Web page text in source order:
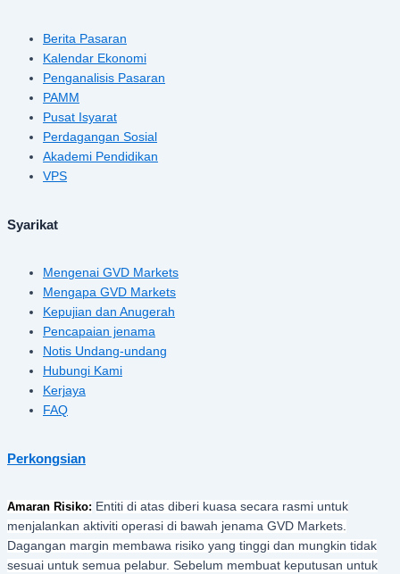
Berita Pasaran
Kalendar Ekonomi
Penganalisis Pasaran
PAMM
Pusat Isyarat
Perdagangan Sosial
Akademi Pendidikan
VPS
Syarikat
Mengenai GVD Markets
Mengapa GVD Markets
Kepujian dan Anugerah
Pencapaian jenama
Notis Undang-undang
Hubungi Kami
Kerjaya
FAQ
Perkongsian
Amaran Risiko: Entiti di atas diberi kuasa secara rasmi untuk
menjalankan aktiviti operasi di bawah jenama GVD Markets.
Dagangan margin membawa risiko yang tinggi dan mungkin tidak
sesuai untuk semua pelabur. Sebelum membuat keputusan untuk